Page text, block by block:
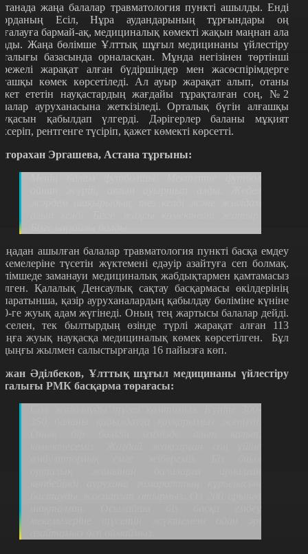
жаңа балалар травматология пункті ашылды. Енді
Есіл, Нұра аудандарының тұрғындары оң
бармай-ақ, медициналық көмекті жақын маңнан ала
Жаңа бөлімше Ұлттық шұғыл медицинаны үйлестіру
базасында орналасқан. Мұнда негізінен төртінші
жарақат алған бүдіршіндер мен жасөспірімдерге
көмек көрсетіледі. Ал ауыр жарақат алып, отаны
ететін науқастардың жағдайы тұрақталған соң, №2
ауруханасына жеткізіледі. Орталық бүгін алғашқы
қабылдап үлгерді. Дәрігерлер баланы мұқият
рентгенге түсіріп, қажет көмекті көрсетті.
Эргашева, Астана тұрғыны:
ашылған балалар травматология пункті басқа емдеу
түсетін жүктемені едәуір азайтуға сеп болмақ.
заманауи медициналық жабдықтармен қамтамасыз
Қалалық Денсаулық сақтау басқармасы өкілдерінің
қазір ауруханалардың қабылдау бөліміне күніне
ге жуық адам жүгінеді. Оның тең жартысы балалар дейді.
тек былтырдың өзінде түрлі жарақат алған 113
жуық науқасқа медициналық көмек көрсетілген. Бұл
жылмен салыстырғанда 16 пайызға көп.
Әділбеков, Ұлттық шұғыл медицинаны үйлестіру
РМК басқарма төрағасы: